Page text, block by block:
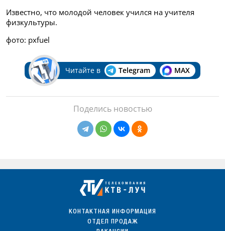
Известно, что молодой человек учился на учителя
физкультуры.
фото: pxfuel
Читайте в Telegram MAX
Поделись новостью
КОНТАКТНАЯ ИНФОРМАЦИЯ
ОТДЕЛ ПРОДАЖ